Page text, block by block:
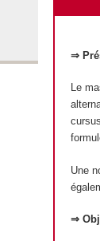
⇒
Le
Une
⇒